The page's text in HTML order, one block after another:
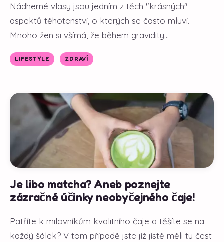
Nádherné vlasy jsou jedním z těch "krásných"
aspektů těhotenství, o kterých se často mluví.
Mnoho žen si všímá, že během gravidity...
LIFESTYLE | ZDRAVÍ
Je libo matcha? Aneb poznejte
zázračné účinky neobyčejného čaje!
Patříte k milovníkům kvalitního čaje a těšíte se na
každý šálek? V tom případě jste již jistě měli tu čest